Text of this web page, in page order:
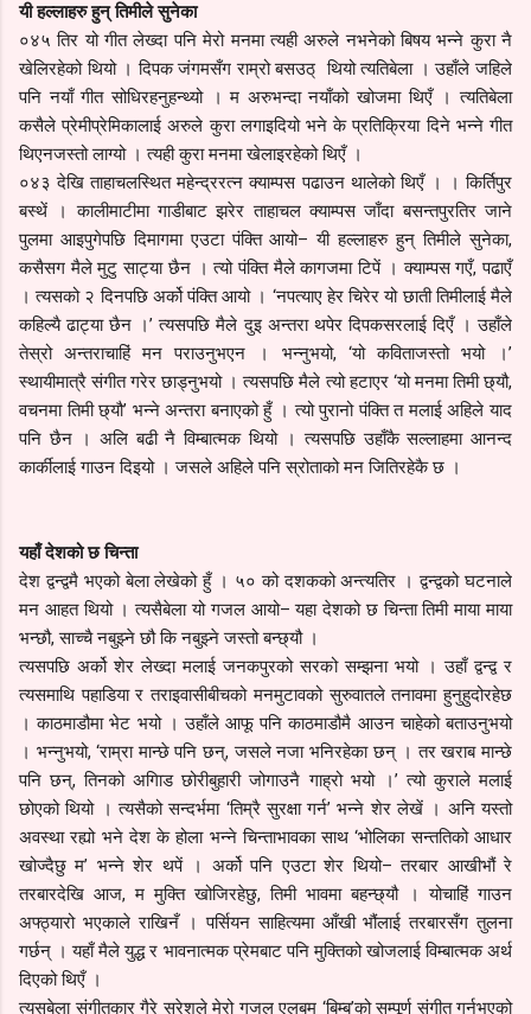
यी हल्लाहरु हुन् तिमीले सुनेका
०४५ तिर यो गीत लेख्दा पनि मेरो मनमा त्यही अरुले नभनेको बिषय भन्ने कुरा नै
खेलिरहेको थियो । दिपक जंगमसँग राम्रो बसउठ् थियो त्यतिबेला । उहाँले जहिले
पनि नयाँ गीत सोधिरहनुहन्थ्यो । म अरुभन्दा नयाँको खोजमा थिएँ । त्यतिबेला
कसैले प्रेमीप्रेमिकालाई अरुले कुरा लगाइदियो भने के प्रतिक्रिया दिने भन्ने गीत
थिएनजस्तो लाग्यो । त्यही कुरा मनमा खेलाइरहेको थिएँ ।
०४३ देखि ताहाचलस्थित महेन्द्ररत्न क्याम्पस पढाउन थालेको थिएँ । । किर्तिपुर
बस्थें । कालीमाटीमा गाडीबाट झरेर ताहाचल क्याम्पस जाँदा बसन्तपुरतिर जाने
पुलमा आइपुगेपछि दिमागमा एउटा पंक्ति आयो– यी हल्लाहरु हुन् तिमीले सुनेका,
कसैसग मैले मुटु साट्या छैन । त्यो पंक्ति मैले कागजमा टिपें । क्याम्पस गएँ, पढाएँ
। त्यसको २ दिनपछि अर्को पंक्ति आयो । ‘नपत्याए हेर चिरेर यो छाती तिमीलाई मैले
कहिल्यै ढाट्या छैन ।’ त्यसपछि मैले दुइ अन्तरा थपेर दिपकसरलाई दिएँ । उहाँले
तेस्रो अन्तराचाहिं मन पराउनुभएन । भन्नुभयो, ‘यो कविताजस्तो भयो ।’
स्थायीमात्रै संगीत गरेर छाड्नुभयो । त्यसपछि मैले त्यो हटाएर ‘यो मनमा तिमी छ्यौ,
वचनमा तिमी छ्यौ’ भन्ने अन्तरा बनाएको हुँ । त्यो पुरानो पंक्ति त मलाई अहिले याद
पनि छैन । अलि बढी नै विम्बात्मक थियो । त्यसपछि उहाँकै सल्लाहमा आनन्द
कार्कीलाई गाउन दिइयो । जसले अहिले पनि स्रोताको मन जितिरहेकै छ ।
यहाँ देशको छ चिन्ता
देश द्वन्द्वमै भएको बेला लेखेको हुँ । ५० को दशकको अन्त्यतिर । द्वन्द्वको घटनाले
मन आहत थियो । त्यसैबेला यो गजल आयो– यहा देशको छ चिन्ता तिमी माया माया
भन्छौ, साच्चै नबुझ्ने छौ कि नबुझ्ने जस्तो बन्छ्यौ ।
त्यसपछि अर्को शेर लेख्दा मलाई जनकपुरको सरको सम्झना भयो । उहाँ द्वन्द्व र
त्यसमाथि पहाडिया र तराइवासीबीचको मनमुटावको सुरुवातले तनावमा हुनुहुदोरहेछ
। काठमाडौमा भेट भयो । उहाँले आफू पनि काठमाडौमै आउन चाहेको बताउनुभयो
। भन्नुभयो, ‘राम्रा मान्छे पनि छन्, जसले नजा भनिरहेका छन् । तर खराब मान्छे
पनि छन्, तिनको अगािड छोरीबुहारी जोगाउनै गाह्रो भयो ।’ त्यो कुराले मलाई
छोएको थियो । त्यसैको सन्दर्भमा ‘तिम्रै सुरक्षा गर्न’ भन्ने शेर लेखें । अनि यस्तो
अवस्था रह्यो भने देश के होला भन्ने चिन्ताभावका साथ ‘भोलिका सन्ततिको आधार
खोज्दैछु म’ भन्ने शेर थपें । अर्को पनि एउटा शेर थियो– तरबार आखीभौं रे
तरबारदेखि आज, म मुक्ति खोजिरहेछु, तिमी भावमा बहन्छ्यौ । योचाहिं गाउन
अफ्ठ्यारो भएकाले राखिनँ । पर्सियन साहित्यमा आँखी भौंलाई तरबारसँग तुलना
गर्छन् । यहाँ मैले युद्ध र भावनात्मक प्रेमबाट पनि मुक्तिको खोजलाई विम्बात्मक अर्थ
दिएको थिएँ ।
त्यसबेला संगीतकार गैरे सुरेशले मेरो गजल एलबम ‘बिम्ब’को सम्पूर्ण संगीत गर्नुभएको